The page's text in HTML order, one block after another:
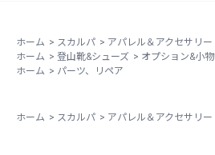
ホーム > スカルパ > アパレル＆アクセサリー
ホーム > 登山靴&シューズ > オプション&小物
ホーム > パーツ、リペア
ホーム > スカルパ > アパレル＆アクセサリー